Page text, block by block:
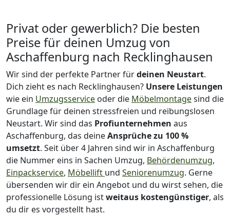
Privat oder gewerblich? Die besten
Preise für deinen Umzug von
Aschaffenburg nach Recklinghausen
Wir sind der perfekte Partner fürdeinen Neustart.
Dich zieht es nach Recklinghausen? Unsere Leistungen
wie ein Umzugsservice oder die Möbelmontagesind die
Grundlage für deinen stressfreien und reibungslosen
Neustart. Wir sind das Profiunternehmen aus
Aschaffenburg, das deineAnsprüche zu 100 %
umsetzt. Seit über 4 Jahren sind wir in Aschaffenburg
die Nummer eins in Sachen Umzug, Behördenumzug,
Einpackservice, Möbellift und Seniorenumzug. Gerne
übersenden wir dir ein Angebot und du wirst sehen, die
professionelle Lösung istweitaus kostengünstiger, als
du dir es vorgestellt hast.